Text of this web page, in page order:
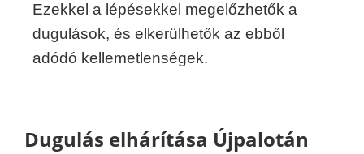
Ezekkel a lépésekkel megelőzhetők a
dugulások, és elkerülhetők az ebből
adódó kellemetlenségek.
Dugulás elhárítása Újpalotán